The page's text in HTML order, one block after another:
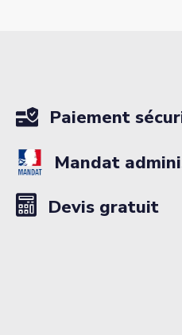
Paiement
Mandat
Devis gratuit